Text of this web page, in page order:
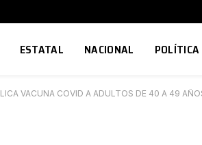
ESTATAL NACIONAL POLÍTICA
VACUNA COVID A ADULTOS DE 40 A 49